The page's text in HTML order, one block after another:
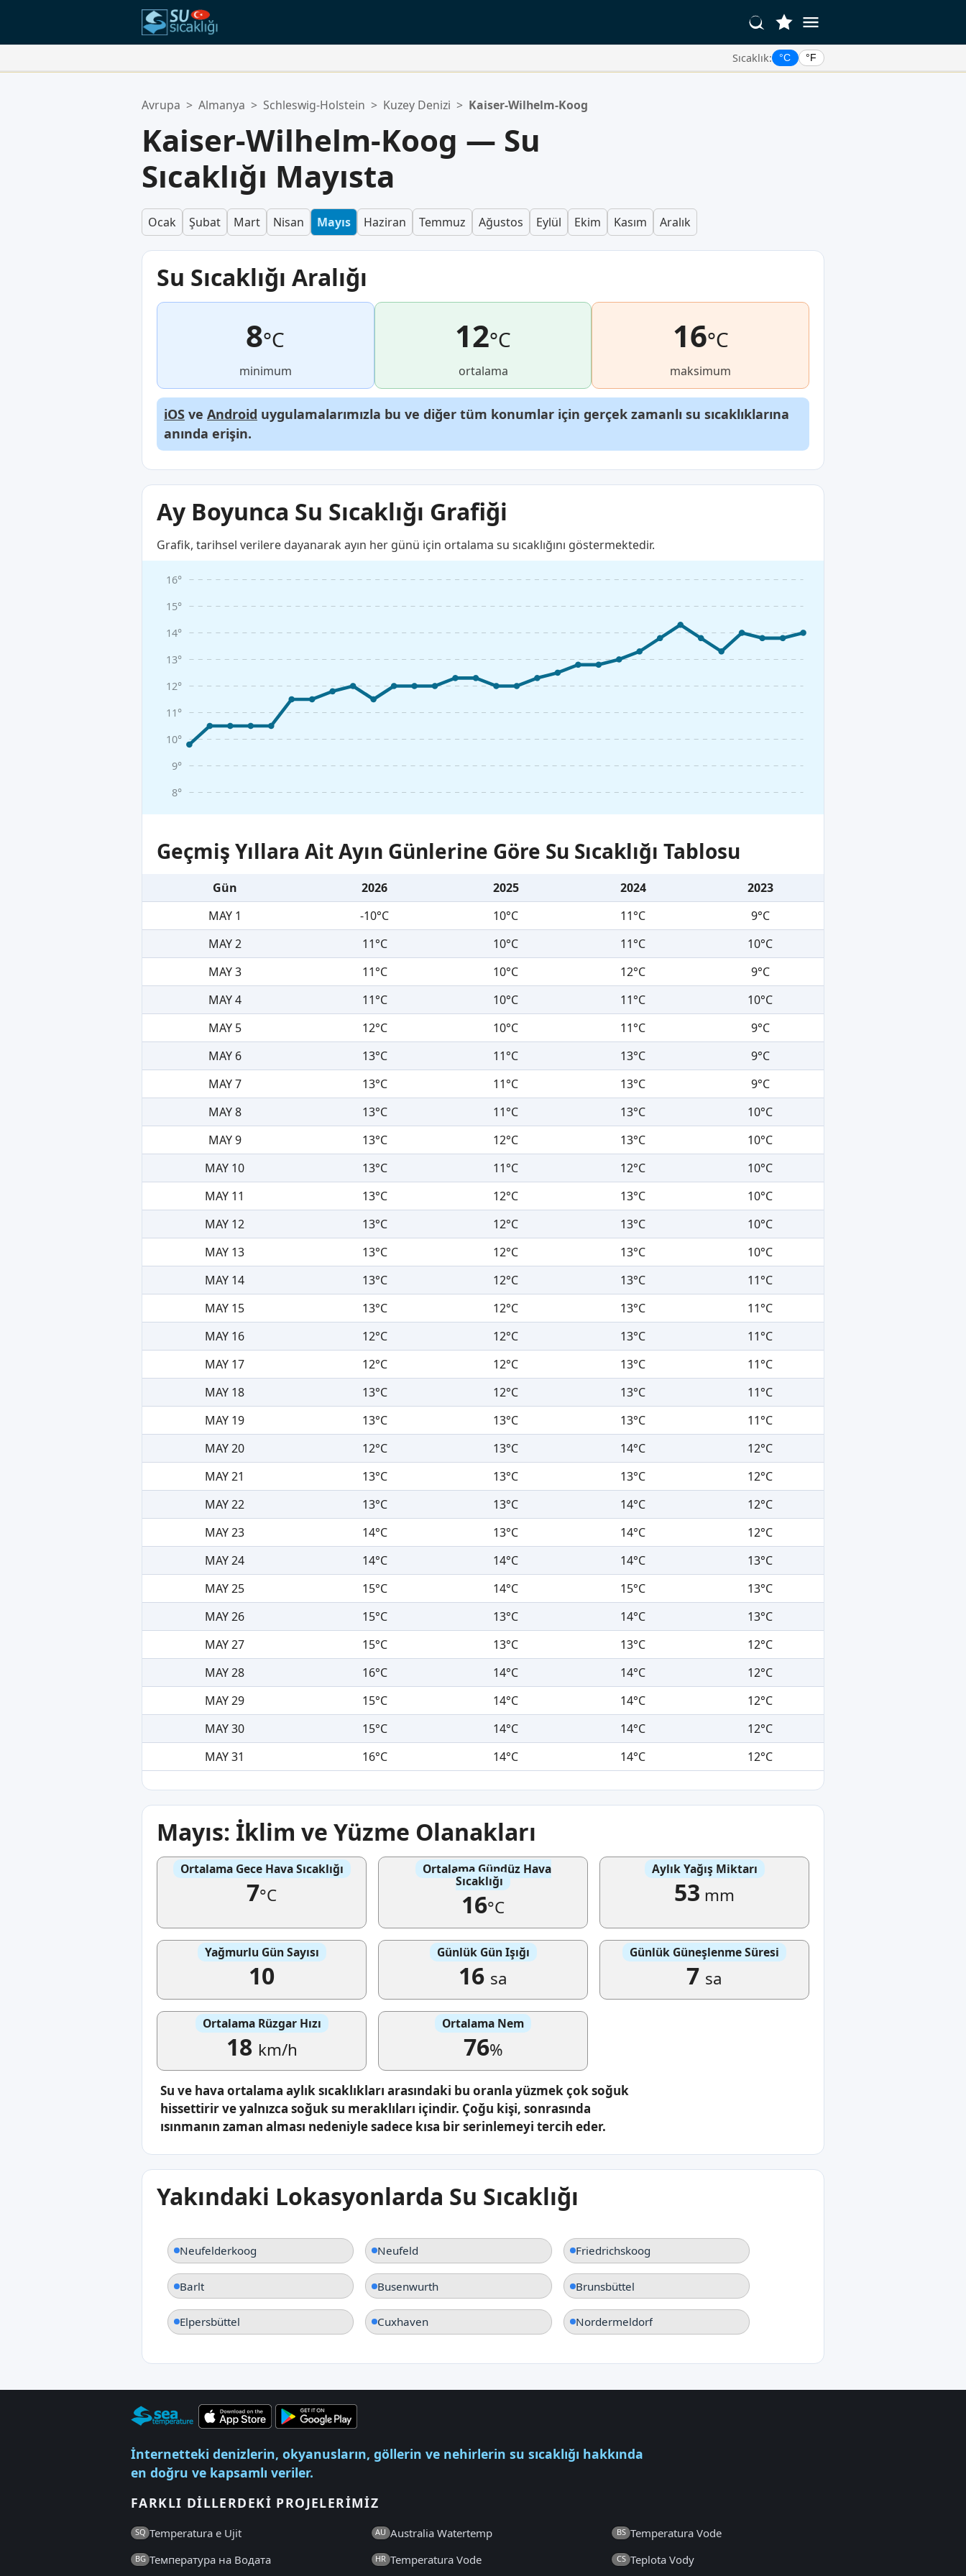
Sıcaklık: °C °F
Favoriler listeniz boş.
Avrupa > Almanya > Schleswig-Holstein > Kuzey Denizi > Kaiser-Wilhelm-Koog
Kaiser-Wilhelm-Koog — Su
Sıcaklığı Mayısta
Ocak Şubat Mart Nisan Mayıs Haziran Temmuz Ağustos Eylül Ekim Kasım Aralık
Su Sıcaklığı Aralığı
8°C
minimum
12°C
ortalama
16°C
maksimum
iOS ve Android uygulamalarımızla bu ve diğer tüm konumlar için gerçek zamanlı su sıcaklıklarına
anında erişin.
Ay Boyunca Su Sıcaklığı Grafiği
Grafik, tarihsel verilere dayanarak ayın her günü için ortalama su sıcaklığını göstermektedir.
8°
9°
10°
11°
12°
13°
14°
15°
16°
Geçmiş Yıllara Ait Ayın Günlerine Göre Su Sıcaklığı Tablosu
Gün 2026 2025 2024
2023
MAY 1
-10°C 10°C 11°C
9°C
MAY 2
11°C 10°C 11°C
10°C
MAY 3
11°C 10°C 12°C
9°C
MAY 4
11°C 10°C 11°C
10°C
MAY 5
12°C 10°C 11°C
9°C
MAY 6
13°C 11°C 13°C
9°C
MAY 7
13°C 11°C 13°C
9°C
MAY 8
13°C 11°C 13°C
10°C
MAY 9
13°C 12°C 13°C
10°C
MAY 10
13°C 11°C 12°C
10°C
MAY 11
13°C 12°C 13°C
10°C
MAY 12
13°C 12°C 13°C
10°C
MAY 13
13°C 12°C 13°C
10°C
MAY 14
13°C 12°C 13°C
11°C
MAY 15
13°C 12°C 13°C
11°C
MAY 16
12°C 12°C 13°C
11°C
MAY 17
12°C 12°C 13°C
11°C
MAY 18
13°C 12°C 13°C
11°C
MAY 19
13°C 13°C 13°C
11°C
MAY 20
12°C 13°C 14°C
12°C
MAY 21
13°C 13°C 13°C
12°C
MAY 22
13°C 13°C 14°C
12°C
MAY 23
14°C 13°C 14°C
12°C
MAY 24
14°C 14°C 14°C
13°C
MAY 25
15°C 14°C 15°C
13°C
MAY 26
15°C 13°C 14°C
13°C
MAY 27
15°C 13°C 13°C
12°C
MAY 28
16°C 14°C 14°C
12°C
MAY 29
15°C 14°C 14°C
12°C
MAY 30
15°C 14°C 14°C
12°C
MAY 31
16°C 14°C 14°C 12°C
Mayıs: İklim ve Yüzme Olanakları
Ortalama Gece Hava Sıcaklığı
7°C
Ortalama Gündüz Hava
Sıcaklığı
16°C
Aylık Yağış Miktarı
53 mm
Yağmurlu Gün Sayısı
10
Günlük Gün Işığı
16 sa
Günlük Güneşlenme Süresi
7 sa
Ortalama Rüzgar Hızı
18 km/h
Ortalama Nem
76%
Su ve hava ortalama aylık sıcaklıkları arasındaki bu oranla yüzmek çok soğuk
hissettirir ve yalnızca soğuk su meraklıları içindir. Çoğu kişi, sonrasında
ısınmanın zaman alması nedeniyle sadece kısa bir serinlemeyi tercih eder.
Yakındaki Lokasyonlarda Su Sıcaklığı
Neufelderkoog Neufeld Friedrichskoog
Barlt Busenwurth Brunsbüttel
Elpersbüttel Cuxhaven Nordermeldorf
İnternetteki denizlerin, okyanusların, göllerin ve nehirlerin su sıcaklığı hakkında
en doğru ve kapsamlı veriler.
FARKLI DILLERDEKI PROJELERIMIZ
SQ Temperatura e Ujit AU Australia Watertemp BS Temperatura Vode
BG Температура на Водата HR Temperatura Vode CS Teplota Vody